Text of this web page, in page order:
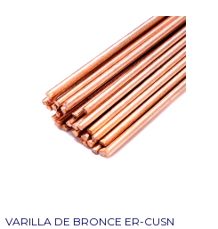
VARILLA DE BRONCE ER-CUSN